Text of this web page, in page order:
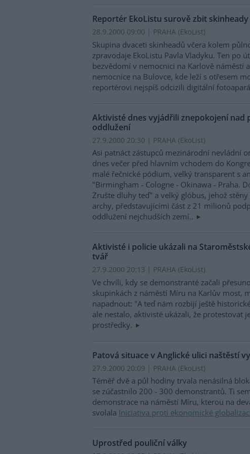
Reportér EkoListu surově zbit skinheady
28.9.2000 09:00 | PRAHA (EkoList)
Skupina dvaceti skinheadů včera kolem
zpravodaje EkoListu Pavla Vladyku. Ten po
bezvědomí v nemocnici na Karlově náměstí
nemocnice na Bulovce, kde leží s otřesem
reportérovi nejspíš odcizili digitální
Aktivisté dnes vyjádřili znepokojení nad
oddlužení
27.9.2000 20:30 | PRAHA (EkoList)
Asi patnáct zástupců mezinárodní nevládní
dnes večer před hlavním vchodem do
malé řečnické pódium, velký transparent s
"Birmingham - Cologne - Okinawa - Praha.
Zrušte dluhy teď" a velký glóbus, jehož
archy, představujícími část z 21 milionů
oddlužení nejchudších zemí..
Aktivisté i policie ukázali na
tvář
27.9.2000 20:13 | PRAHA (EkoList)
Ve chvíli, kdy se demonstranté začali
skupinkách z náměstí Míru na Karlův most,
napadnout: "A teď nám rozbijí ještě
ale nestalo, aktivisté ukázali, že protestovat
prostředky.
Patová situace v Anglické ulici naštěstí
27.9.2000 20:09 | PRAHA (EkoList)
Téměř dvě a půl hodiny trvala nenásilná
se zúčastnilo 200 - 300 demonstrantů. Ti
demonstrace na náměstí Míru, kterou na
svolala Iniciativa proti ekonomické
Uprostřed pouliční války